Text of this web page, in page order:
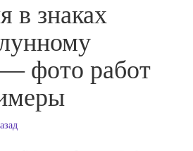
в знаках
фото работ